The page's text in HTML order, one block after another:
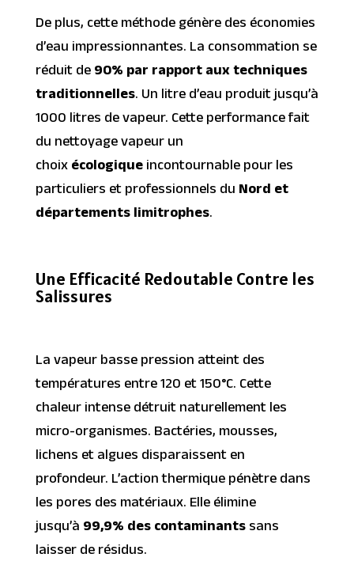
De plus, cette méthode génère des économies
d’eau impressionnantes. La consommation se
réduit de90% par rapport aux techniques
traditionnelles. Un litre d’eau produit jusqu’à
1000 litres de vapeur. Cette performance fait
du nettoyage vapeur un
choixécologiqueincontournable pour les
particuliers et professionnels duNord et
départements limitrophes.
Une Efficacité Redoutable Contre les
Salissures
La vapeur basse pression atteint des
températures entre 120 et 150°C. Cette
chaleur intense détruit naturellement les
micro-organismes. Bactéries, mousses,
lichens et algues disparaissent en
profondeur. L’action thermique pénètre dans
les pores des matériaux. Elle élimine
jusqu’à99,9% des contaminantssans
laisser de résidus.